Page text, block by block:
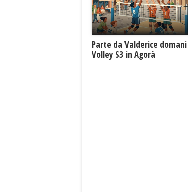
Parte da Valderice domani
Volley S3 in Agorà